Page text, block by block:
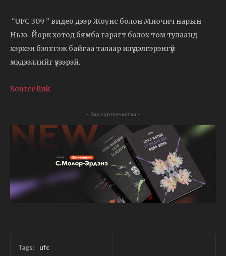
“UFC 309 ” видео дээр Жоунс болон Миочич нарын
Нью-Йорк хотод бямба гарагт болох том тулаанд
хэрхэн бэлтгэж байгаа талаар илүү дэлгэрэнгүй
мэдээллийг үзээрэй.
Source link
- Зар сурталчилгаа -
Tags: ufc